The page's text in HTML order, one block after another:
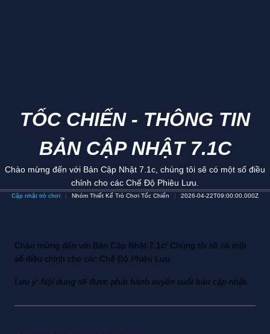
TỐC CHIẾN - THÔNG TIN
BẢN CẬP NHẬT 7.1C
Chào mừng đến với Bản Cập Nhật 7.1c, chúng tôi sẽ có một số điều
chỉnh cho các Chế Độ Phiêu Lưu.
Cập nhật trò chơi Nhóm Thiết Kế Trò Chơi Tốc Chiến 2026-04-22T09:00:00.000Z
Chào mừng đến với Bản Cập Nhật 7.1c! Chúng tôi sẽ có một
số điều chỉnh cho các Chế Độ Phiêu Lưu.
Lưu ý: Nội dung sẽ được phát hành xuyên suốt bản cập nhật.